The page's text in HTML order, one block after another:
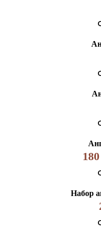
180
Набор